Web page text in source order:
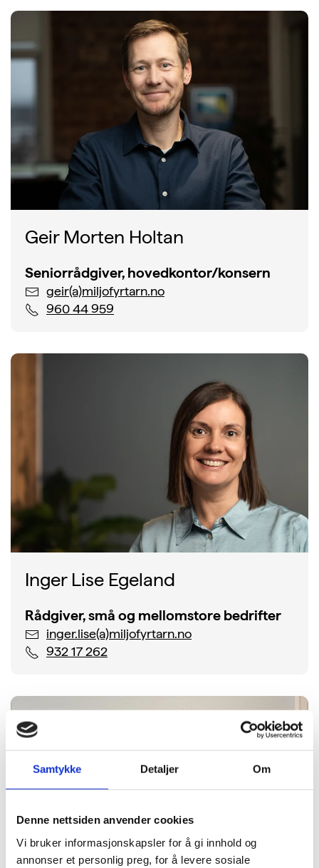
Samtykke Detaljer Om
Denne nettsiden anvender cookies
Vi bruker informasjonskapsler for å gi innhold og
annonser et personlig preg, for å levere sosiale
Geir Morten Holtan
Seniorrådgiver, hovedkontor/konsern
geir(a)miljofyrtarn.no
960 44 959
Inger Lise Egeland
Rådgiver, små og mellomstore bedrifter
inger.lise(a)miljofyrtarn.no
932 17 262